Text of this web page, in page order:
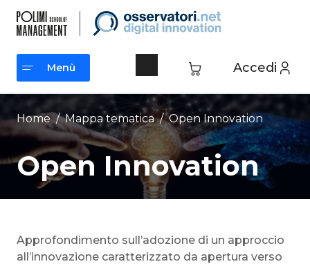
contenuto
Accedi
Menù
Menù
Home / Mappa tematica /Open Innovation
Open Innovation
Approfondimento sull’adozione di un approccio
all’innovazione caratterizzato da apertura verso